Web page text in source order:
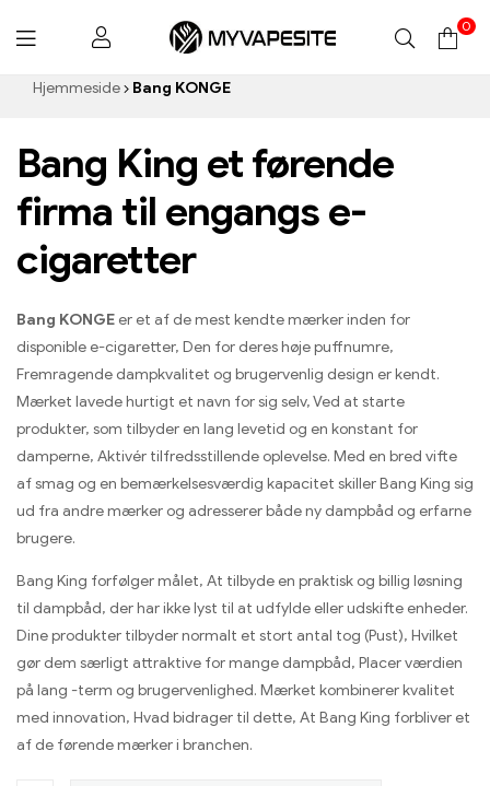
Myvapesite.de
0
Hjemmeside Bang KONGE
Bang King et førende
firma til engangs e-
cigaretter
Bang KONGE er et af de mest kendte mærker inden for
disponible e-cigaretter, Den for deres høje puffnumre,
Fremragende dampkvalitet og brugervenlig design er kendt.
Mærket lavede hurtigt et navn for sig selv, Ved at starte
produkter, som tilbyder en lang levetid og en konstant for
damperne, Aktivér tilfredsstillende oplevelse. Med en bred vifte
af smag og en bemærkelsesværdig kapacitet skiller Bang King sig
ud fra andre mærker og adresserer både ny dampbåd og erfarne
brugere.
Bang King forfølger målet, At tilbyde en praktisk og billig løsning
til dampbåd, der har ikke lyst til at udfylde eller udskifte enheder.
Dine produkter tilbyder normalt et stort antal tog (Pust), Hvilket
gør dem særligt attraktive for mange dampbåd, Placer værdien
på lang -term og brugervenlighed. Mærket kombinerer kvalitet
med innovation, Hvad bidrager til dette, At Bang King forbliver et
af de førende mærker i branchen.